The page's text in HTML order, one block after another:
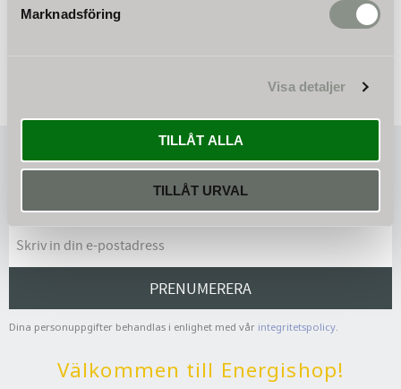
Marknadsföring
Visa detaljer
TILLÅT ALLA
TILLÅT URVAL
Nyhetsbrev
PRENUMERERA
Dina personuppgifter behandlas i enlighet med vår integritetspolicy.
Välkommen till Energishop!